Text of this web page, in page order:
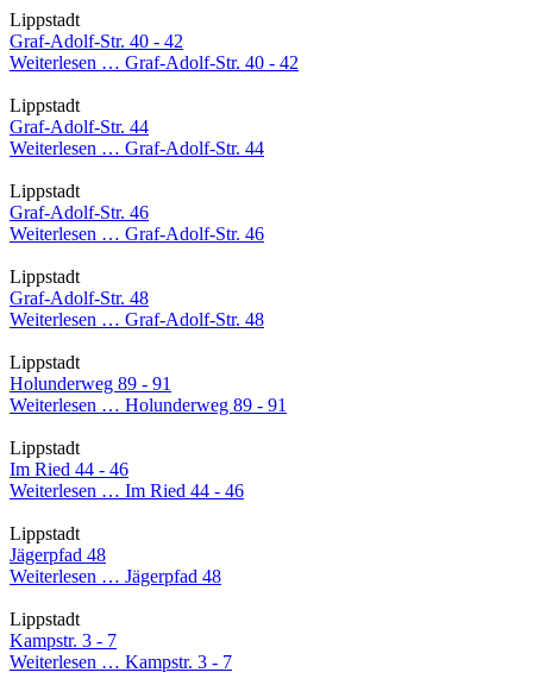
Lippstadt
Graf-Adolf-Str. 40 - 42
Weiterlesen … Graf-Adolf-Str. 40 - 42
Lippstadt
Graf-Adolf-Str. 44
Weiterlesen … Graf-Adolf-Str. 44
Lippstadt
Graf-Adolf-Str. 46
Weiterlesen … Graf-Adolf-Str. 46
Lippstadt
Graf-Adolf-Str. 48
Weiterlesen … Graf-Adolf-Str. 48
Lippstadt
Holunderweg 89 - 91
Weiterlesen … Holunderweg 89 - 91
Lippstadt
Im Ried 44 - 46
Weiterlesen … Im Ried 44 - 46
Lippstadt
Jägerpfad 48
Weiterlesen … Jägerpfad 48
Lippstadt
Kampstr. 3 - 7
Weiterlesen … Kampstr. 3 - 7